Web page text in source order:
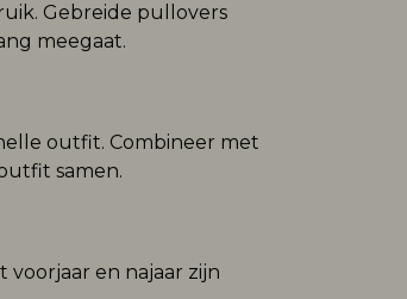
Gebreide pullovers
meegaat.
outfit. Combineer met
samen.
en najaar zijn